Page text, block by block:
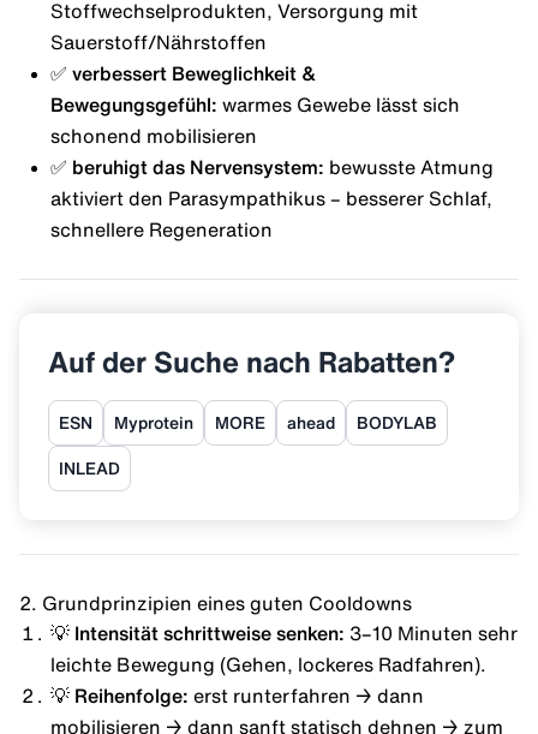
Stoffwechselprodukten, Versorgung mit
Sauerstoff/Nährstoffen
✅ verbessert Beweglichkeit &
Bewegungsgefühl: warmes Gewebe lässt sich
schonend mobilisieren
✅ beruhigt das Nervensystem: bewusste Atmung
aktiviert den Parasympathikus – besserer Schlaf,
schnellere Regeneration
Auf der Suche nach Rabatten?
ESN Myprotein MORE ahead BODYLAB
INLEAD
2. Grundprinzipien eines guten Cooldowns
💡 Intensität schrittweise senken: 3–10 Minuten sehr
leichte Bewegung (Gehen, lockeres Radfahren).
💡 Reihenfolge: erst runterfahren → dann
mobilisieren → dann sanft statisch dehnen → zum